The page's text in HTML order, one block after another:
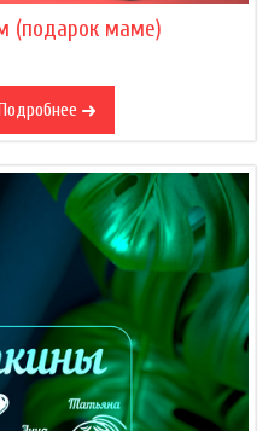
(подарок маме)